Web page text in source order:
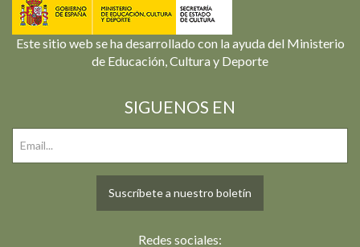
Este sitio web se ha desarrollado con la ayuda del Ministerio
de Educación, Cultura y Deporte
SIGUENOS EN
Suscríbete a nuestro boletín
Redes sociales: